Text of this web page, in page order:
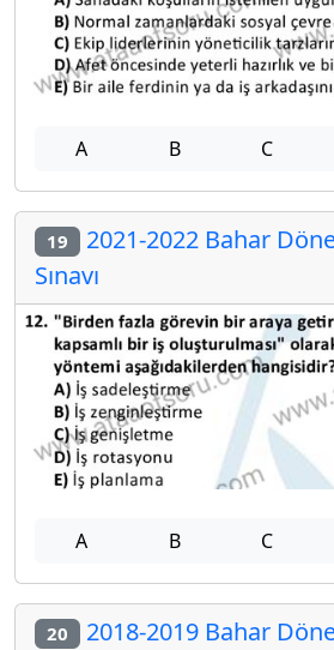
A B C
19 2021-2022 Bahar
Sınavı
A B C
20 2018-2019 Bahar